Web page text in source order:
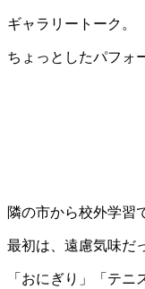
ギャラリートーク
ちょっとしたパフォ
隣の市から校外学習
最初は、遠慮気味だ
「おにぎり」「テニ